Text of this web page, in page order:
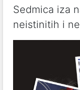
Sedmica iza
neistinitih i